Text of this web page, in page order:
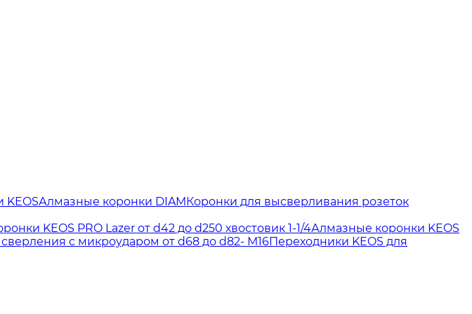
Алмазные коронки DIAMКоронки для высверливания розеток
KEOS PRO Lazer от d42 до d250 хвостовик 1-1/4Алмазные коронки KEOS
с микроударом от d68 до d82- М16Переходники KEOS для